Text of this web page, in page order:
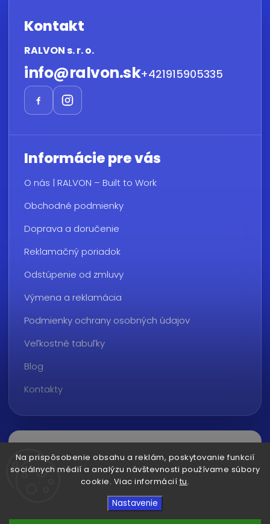
Na prispôsobenie obsahu a reklám, poskytovanie funkcií
sociálnych médií a analýzu návštevnosti používame súbory
cookie. Viac informácií tu.
Nastavenie
Kontakt
RALVON s. r. o.
info@ralvon.sk+421915905335
Informácie pre vás
O nás | RALVON – Built to Work
Obchodné podmienky
Doprava a doručenie
Reklamačný poriadok
Odstúpenie od zmluvy
Výmena a reklamácia
Podmienky ochrany osobných údajov
Veľkostné tabuľky
Blog
Kontakty
ralvon.sk. Všetky práva vyhradené.
Upraviť nastavenie cookies